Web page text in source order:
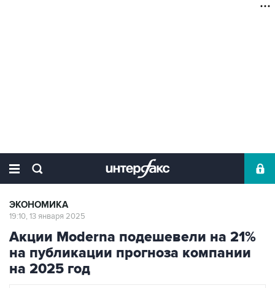
ЭКОНОМИКА
19:10, 13 января 2025
Акции Moderna подешевели на 21%
на публикации прогноза компании
на 2025 год